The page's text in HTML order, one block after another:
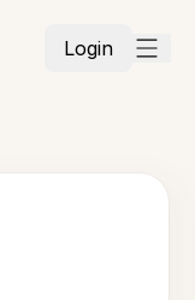
Login